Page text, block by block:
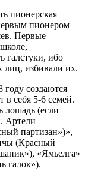
пионерская
пионером
Первые
галстуки, ибо
лиц, избивали их.
году создаются
в себя 5-6 семей.
лошадь (если
Артели
партизан»)»,
(Красный
«Ямьелга»
галок»).